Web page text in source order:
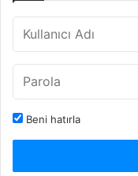
Beni hatırla